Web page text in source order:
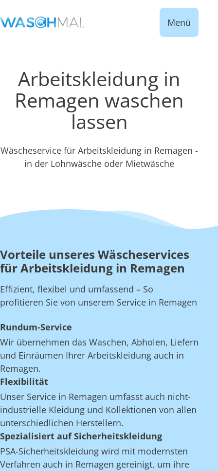
Menü
Arbeitskleidung in
Remagen waschen
lassen
Wäscheservice für Arbeitskleidung in Remagen -
in der Lohnwäsche oder Mietwäsche
Vorteile unseres Wäscheservices
für Arbeitskleidung in Remagen
Effizient, flexibel und umfassend – So
profitieren Sie von unserem Service in Remagen
Rundum-Service
Wir übernehmen das Waschen, Abholen, Liefern
und Einräumen Ihrer Arbeitskleidung auch in
Remagen.
Flexibilität
Unser Service in Remagen umfasst auch nicht-
industrielle Kleidung und Kollektionen von allen
unterschiedlichen Herstellern.
Spezialisiert auf Sicherheitskleidung
PSA-Sicherheitskleidung wird mit modernsten
Verfahren auch in Remagen gereinigt, um ihre